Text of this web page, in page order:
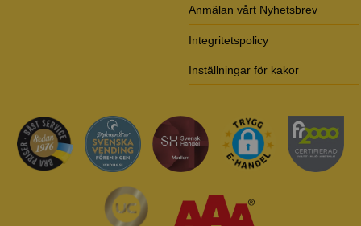
Anmälan vårt Nyhetsbrev
Integritetspolicy
Inställningar för kakor